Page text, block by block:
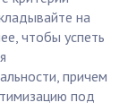
на
чтобы успеть
причем
под